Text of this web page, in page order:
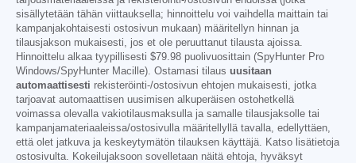
sisällytetään tähän viittauksella; hinnoittelu voi vaihdella maittain tai
kampanjakohtaisesti ostosivun mukaan) määritellyn hinnan ja
tilausjakson mukaisesti, jos et ole peruuttanut tilausta ajoissa.
Hinnoittelu alkaa tyypillisesti $79.98 puolivuosittain (SpyHunter Pro
Windows/SpyHunter Macille). Ostamasi tilaus uusitaan
automaattisesti rekisteröinti-/ostosivun ehtojen mukaisesti, jotka
tarjoavat automaattisen uusimisen alkuperäisen ostohetkellä
voimassa olevalla vakiotilausmaksulla ja samalle tilausjaksolle tai
kampanjamateriaaleissa/ostosivulla määritellyllä tavalla, edellyttäen,
että olet jatkuva ja keskeytymätön tilauksen käyttäjä. Katso lisätietoja
ostosivulta. Kokeilujaksoon sovelletaan näitä ehtoja, hyväksyt